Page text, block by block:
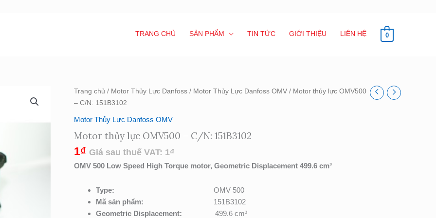
TRANG CHỦ SẢN PHẨM TIN TỨC GIỚI THIỆU LIÊN HỆ 0
Trang chủ / Motor Thủy Lực Danfoss / Motor Thủy Lực Danfoss OMV / Motor thủy lực OMV500
– C/N: 151B3102
Motor Thủy Lực Danfoss OMV
Motor thủy lực OMV500 – C/N: 151B3102
1₫ Giá sau thuế VAT: 1₫
OMV 500 Low Speed High Torque motor, Geometric Displacement 499.6 cm³
Type: OMV 500
Mã sản phẩm: 151B3102
Geometric Displacement:
499.6 cm³
Motor
thủy
-
C/N: